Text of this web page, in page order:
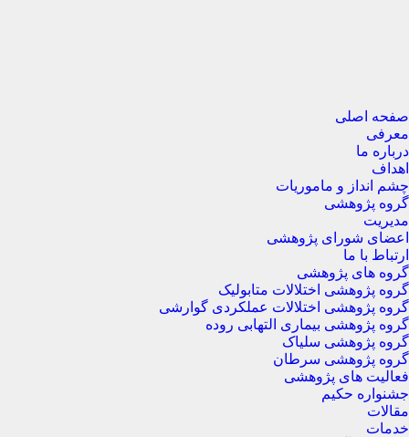
صفحه اصلی
معرفی
درباره ما
اهداف
چشم انداز و ماموریات
گروه پژوهشی
مدیریت
اعضای شورای پژوهشی
ارتباط با ما
گروه های پژوهشی
گروه پژوهشی اختلالات متابولیک
گروه پژوهشی اختلالات عملکردی گوارشی
گروه پژوهشی بیماری التهابی روده
گروه پژوهشی سلیاک
گروه پژوهشی سرطان
فعالیت های پژوهشی
جشنواره حکیم
مقالات
خدمات